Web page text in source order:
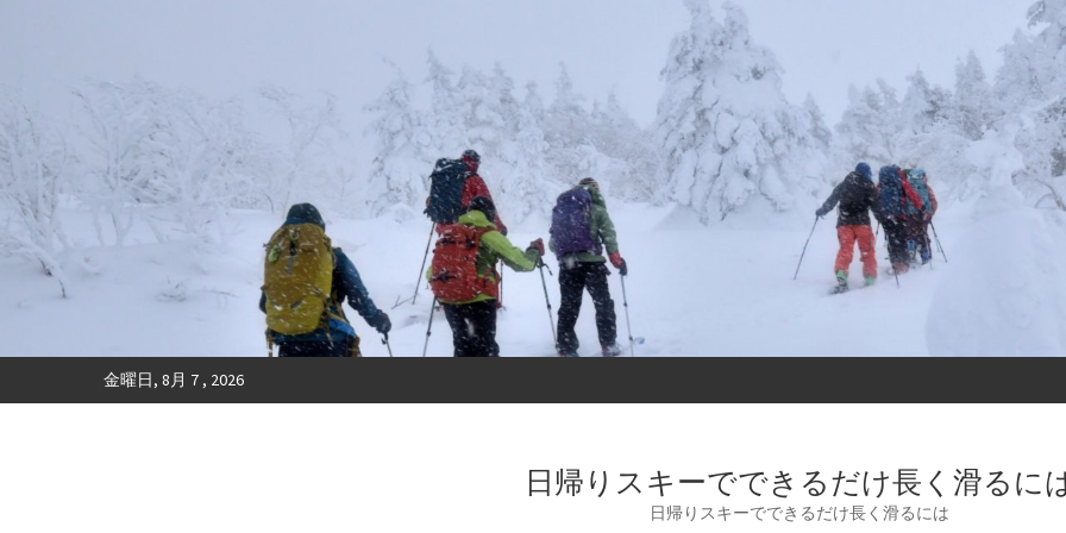
金曜日, 8月 7 , 2026
日帰りスキーでできるだけ長く滑るに
日帰りスキーでできるだけ長く滑るには